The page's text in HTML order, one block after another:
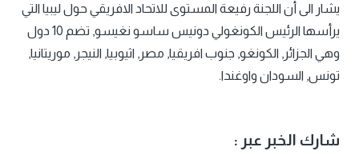
يشار الى أن اللجنة رفيعة المستوى للاتحاد الافريقي حول ليبيا التي
يرأسها الرئيس الكونغولي دونيس ساسو نغيسو, تضم 10 دول
وهي الجزائر, الكونغو, جنوب افريقيا, مصر, اثيوبيا, النيجر, موريتانيا,
تونس, السودان واوغندا.
شارك الخبر عبر :